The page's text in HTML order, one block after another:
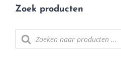
Zoek producten
Producten
zoeken